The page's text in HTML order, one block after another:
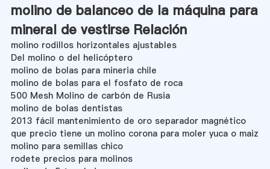
molino de balanceo de la máquina para
mineral de vestirse Relación
molino rodillos horizontales ajustables
Del molino o del helicóptero
molino de bolas para mineria chile
molino de bolas para el fosfato de roca
500 Mesh Molino de carbón de Rusia
molino de bolas dentistas
2013 fácil mantenimiento de oro separador magnético
que precio tiene un molino corona para moler yuca o maiz
molino para semillas chico
rodete precios para molinos